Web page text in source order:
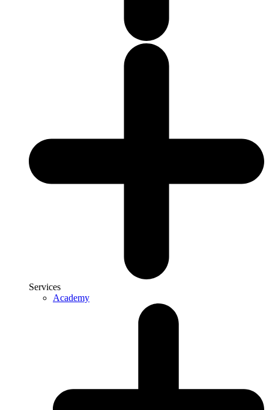
Services
Academy